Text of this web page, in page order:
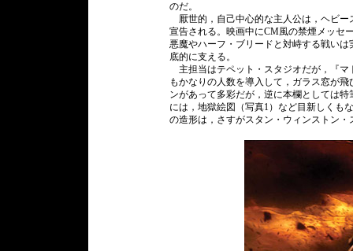
のだ。
厭世的，自己中心的な主人公は，ヘビー
宣告される。映画中にCM風の禁煙メッセ
悪魔やハーフ・ブリードと対峙する戦い
底的に支える。
主担当はテペット・スタジオだが，『マ
もかなりの人数を導入して，ガラス窓が
ンがあって多彩だが，逆に本欄としては特
には，地獄絵図（写真1）など目新しくも
の造形は，さすがスタン・ウィンストン